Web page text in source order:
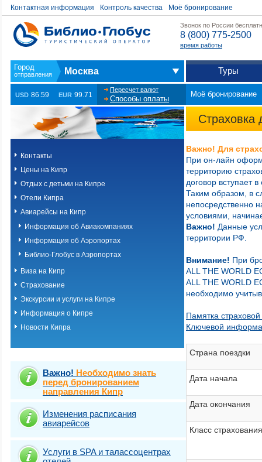
Контактная информация Контроль качества Моё бронирование
Звонок по России
8 (800) 775-2500
время работы
Москва Туры
USD 86.59 EUR 99.71
Пересчет валют
Способы оплаты
Моё бронирование
Контакты
Цены на Кипр
Отдых с детьми на Кипре
Отели Кипра
Авиарейсы на Кипр
Информация об Авиакомпаниях
Информация об Аэропортах
Библио-Глобус в Аэропортах
Виза на Кипр
Страхование
Экскурсии и услуги на Кипре
Информация о Кипре
Новости Кипра
Важно! Необходимо знать
перед бронированием
направления Кипр
Изменения расписания
авиарейсов
Услуги в SPA и талассоцентрах
Страховка
Важно! Для
При он-лайн
территорию
договор вступает
Таким образом, в
непосредственно
условиями,
Важно! Данные
территории РФ.
Внимание! При
ALL THE WORLD
ALL THE WORLD
необходимо
Памятка
Ключевой
Страна поездки
Дата начала
Дата окончания
Класс страхования